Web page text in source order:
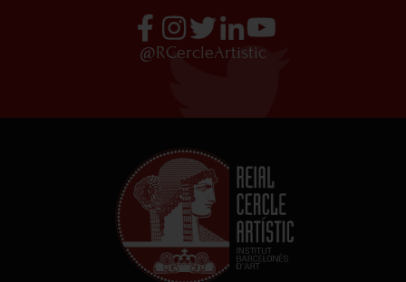
@RCercleArtistic